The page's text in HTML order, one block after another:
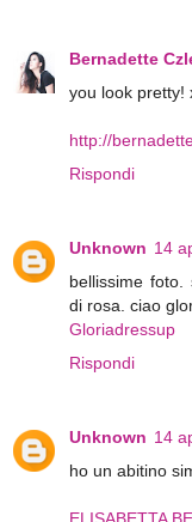
Bernadette
you look pretty!
http://
Rispondi
Unknown 14
bellissime
di rosa. ciao
Gloriadressup
Rispondi
Unknown 14
ho un abitino